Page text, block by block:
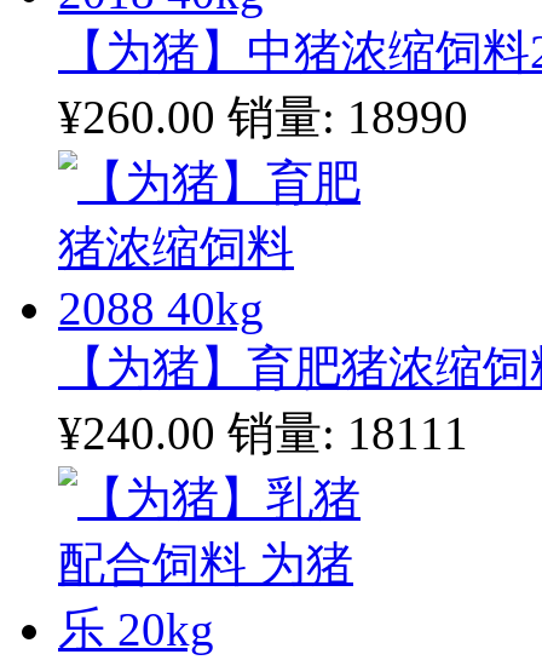
【为猪】中猪浓缩饲
¥260.00 销量: 18990
【为猪】育肥猪浓缩
¥240.00 销量: 18111